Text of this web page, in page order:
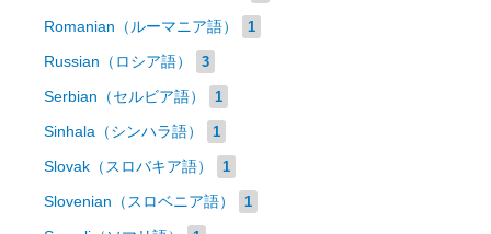
Romanian（ルーマニア語） 1
Russian（ロシア語） 3
Serbian（セルビア語） 1
Sinhala（シンハラ語） 1
Slovak（スロバキア語） 1
Slovenian（スロベニア語） 1